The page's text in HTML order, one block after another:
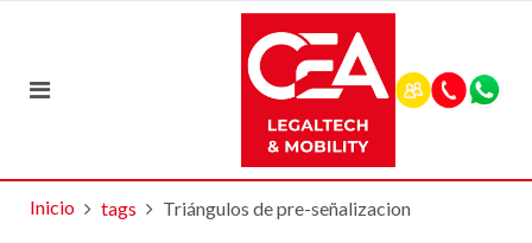
Inicio tags Triángulos de pre-señalizacion